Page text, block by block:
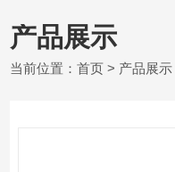
产品展示
当前位置：首页 > 产品展示